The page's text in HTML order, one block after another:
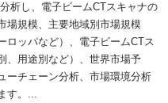
析し、電子ビームCTスキャナの
場規模、主要地域別市場規模
ロッパなど）、電子ビームCTス
、用途別など）、世界市場予
ーチェーン分析、市場環境分析
す。...